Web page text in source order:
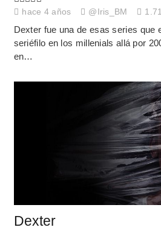
hace 4 años @Iris_BM
Dexter fue una de esas series que
seriéfilo en los millenials allá por
en…
Dexter